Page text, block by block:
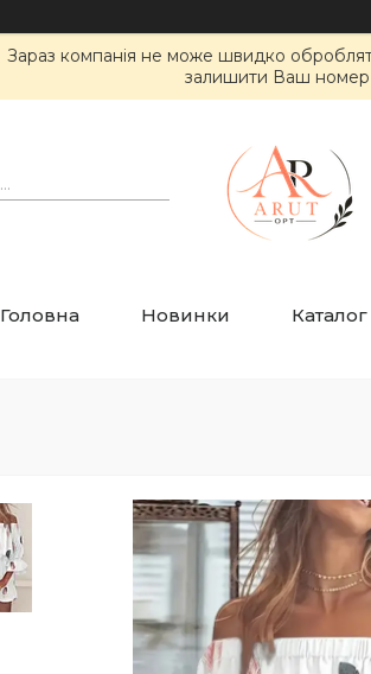
Зараз компанія не може швидко
залишити Ваш номер
Головна Новинки Каталог